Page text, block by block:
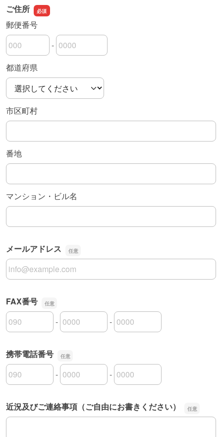
ご住所
郵便番号
郵便番号の上3桁
-
郵便番号の下4桁
都道府県
市区町村
番地
マンション・ビル名
メールアドレス
メールアドレス
FAX番号
FAX番号の市外局番
-
FAX番号の市内局番 -
FAX番号の加入者番号
携帯電話番号
携帯電話番号の市外局番
-
携帯電話番号の市内局番 -
携帯電話番号の加入者番号
近況及びご連絡事項（ご自由にお書きください）
近況及びご連絡事項（ご自由にお書きください）